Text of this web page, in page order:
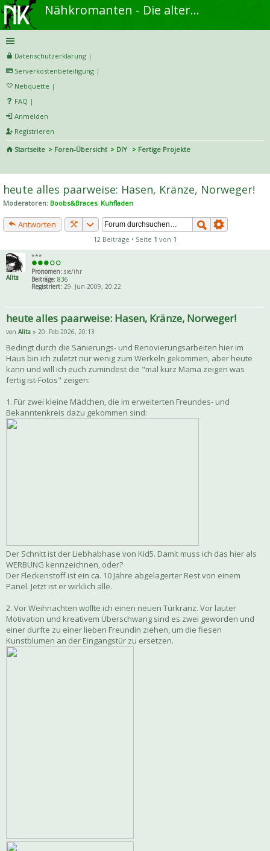
Nähkromanten - Die alternative Näh- und DIY-Community
Datenschutzerklärung |
Serverkostenbeteiligung |
Netiquette |
FAQ |
Anmelden
Registrieren
Startseite
Foren-Übersicht DIY
Fertige Projekte
he
heute alles paarweise: Hasen, Kränze, Norweger!
Moderatoren: Boobs&Braces, Kuhfladen
Antworten
12 Beiträge • Seite 1 von 1
Alita
***
Pronomen:sie/ihr
Beiträge: 836
Registriert:29. Jun 2009, 20:22
heute alles paarweise: Hasen, Kränze, Norweger!
von Alita » 20. Feb 2026, 20:13
Bedingt durch die Sanierungs- und Renovierungsarbeiten hier im
Haus bin ich zuletzt nur wenig zum Werkeln gekommen, aber heute
kann und will ich euch zumindest die "mal kurz Mama zeigen was
fertig ist-Fotos" zeigen:
1. Für zwei kleine Mädchen, die im erweiterten Freundes- und
Bekanntenkreis dazu gekommen sind:
Der Schnitt ist der Liebhabhase von Kid5. Damit muss ich das hier als
WERBUNG kennzeichnen, oder?
Der Fleckenstoff ist ein ca. 10 Jahre abgelagerter Rest von einem
Panel. Jetzt ist er wirklich alle.
2. Vor Weihnachten wollte ich einen neuen Türkranz. Vor lauter
Motivation und kreativem Überschwang sind es zwei geworden und
einer durfte zu einer lieben Freundin ziehen, um die fiesen
Kunstblumen an der Eingangstür zu ersetzen.